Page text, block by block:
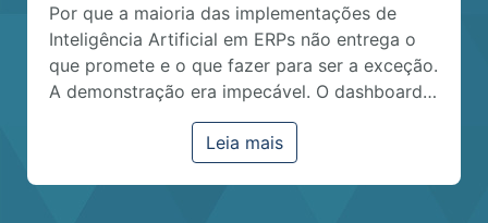
Por que a maioria das implementações de
Inteligência Artificial em ERPs não entrega o
que promete e o que fazer para ser a exceção.
A demonstração era impecável. O dashboard…
Leia mais